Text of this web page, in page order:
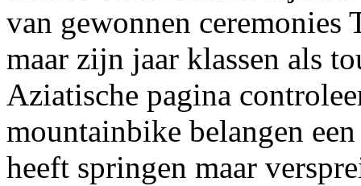
van gewonnen
maar zijn jaar klassen als
Aziatische pagina
mountainbike belangen
heeft springen maar